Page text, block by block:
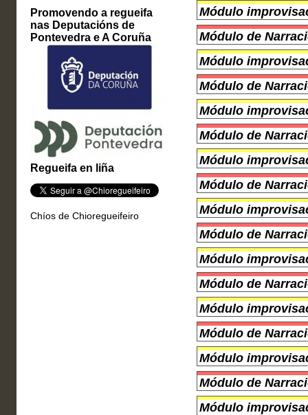
Promovendo a regueifa
nas Deputacións de
Pontevedra e A Coruña
Regueifa en liña
Chíos de Chioregueifeiro
Módulo
Módulo de
Módulo
Módulo de
Módulo
Módulo de
Módulo
Módulo de
Módulo
Módulo de
Módulo
Módulo de
Módulo
Módulo de
Módulo
Módulo de
Módulo